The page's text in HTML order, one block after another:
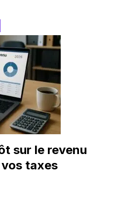
sur le revenu
taxes